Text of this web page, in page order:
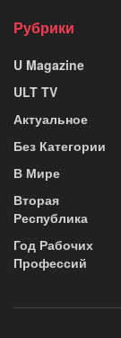
Рубрики
U Magazine
ULT TV
Актуальное
Без Категории
В Мире
Вторая
Республика
Год Рабочих
Профессий